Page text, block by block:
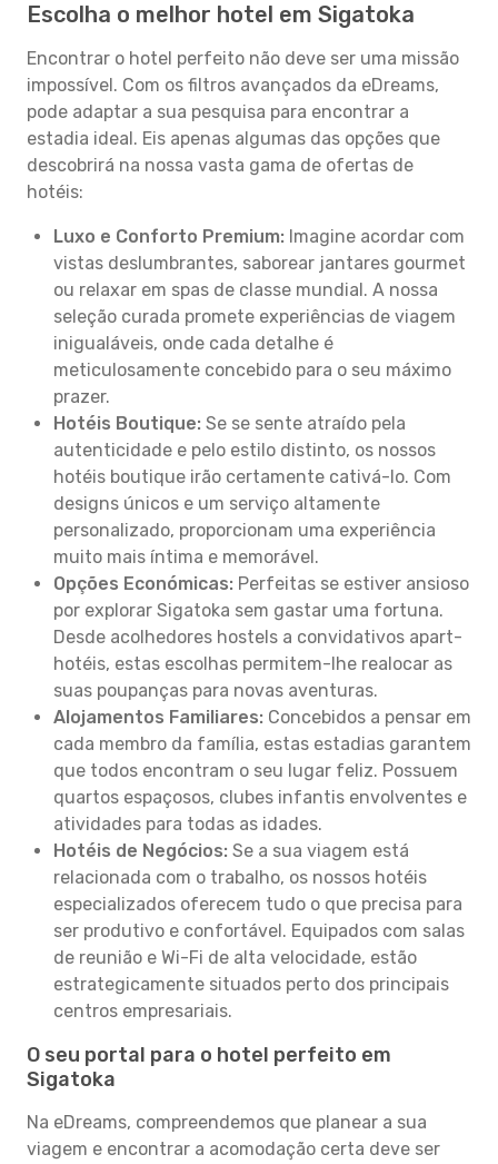
Escolha o melhor hotel em Sigatoka
Encontrar o hotel perfeito não deve ser uma missão
impossível. Com os filtros avançados da eDreams,
pode adaptar a sua pesquisa para encontrar a
estadia ideal. Eis apenas algumas das opções que
descobrirá na nossa vasta gama de ofertas de
hotéis:
Luxo e Conforto Premium: Imagine acordar com
vistas deslumbrantes, saborear jantares gourmet
ou relaxar em spas de classe mundial. A nossa
seleção curada promete experiências de viagem
inigualáveis, onde cada detalhe é
meticulosamente concebido para o seu máximo
prazer.
Hotéis Boutique: Se se sente atraído pela
autenticidade e pelo estilo distinto, os nossos
hotéis boutique irão certamente cativá-lo. Com
designs únicos e um serviço altamente
personalizado, proporcionam uma experiência
muito mais íntima e memorável.
Opções Económicas: Perfeitas se estiver ansioso
por explorar Sigatoka sem gastar uma fortuna.
Desde acolhedores hostels a convidativos apart-
hotéis, estas escolhas permitem-lhe realocar as
suas poupanças para novas aventuras.
Alojamentos Familiares: Concebidos a pensar em
cada membro da família, estas estadias garantem
que todos encontram o seu lugar feliz. Possuem
quartos espaçosos, clubes infantis envolventes e
atividades para todas as idades.
Hotéis de Negócios: Se a sua viagem está
relacionada com o trabalho, os nossos hotéis
especializados oferecem tudo o que precisa para
ser produtivo e confortável. Equipados com salas
de reunião e Wi-Fi de alta velocidade, estão
estrategicamente situados perto dos principais
centros empresariais.
O seu portal para o hotel perfeito em
Sigatoka
Na eDreams, compreendemos que planear a sua
viagem e encontrar a acomodação certa deve ser